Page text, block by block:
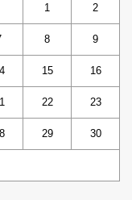
1 2
8 9
15 16
22 23
29 30